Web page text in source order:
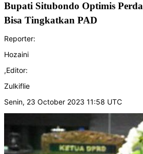
Bupati Situbondo Optimis Perda
Bisa Tingkatkan PAD
Reporter:
Hozaini
,Editor:
Zulkiflie
Senin, 23 October 2023 11:58 UTC